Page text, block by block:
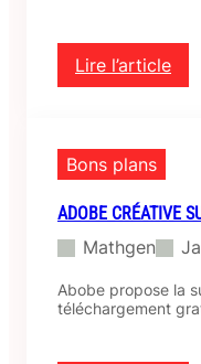
Lire l’article
:
e
l
e
f
r
Bons plans
ADOBE CRÉATIVE
Mathgen
Abobe propose la
téléchargement